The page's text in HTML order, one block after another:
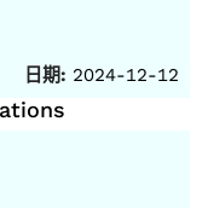
日期: 2024-12-12